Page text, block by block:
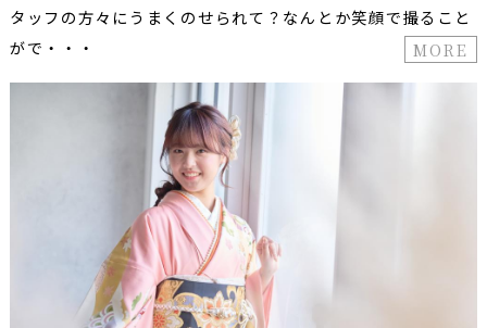
タッフの方々にうまくのせられて？なんとか笑顔で撮ること
がで・・・
MORE